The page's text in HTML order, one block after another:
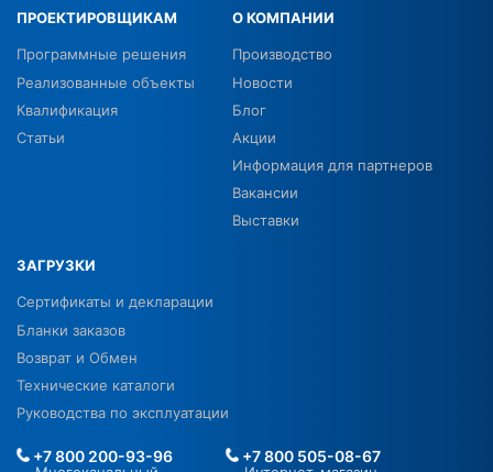
ПРОЕКТИРОВЩИКАМ
Программные решения
Реализованные объекты
Квалификация
Статьи
О КОМПАНИИ
Производство
Новости
Блог
Акции
Информация для партнеров
Вакансии
Выставки
ЗАГРУЗКИ
Сертификаты и декларации
Бланки заказов
Возврат и Обмен
Технические каталоги
Руководства по эксплуатации
+7 800 200-93-96 +7 800 505-08-67